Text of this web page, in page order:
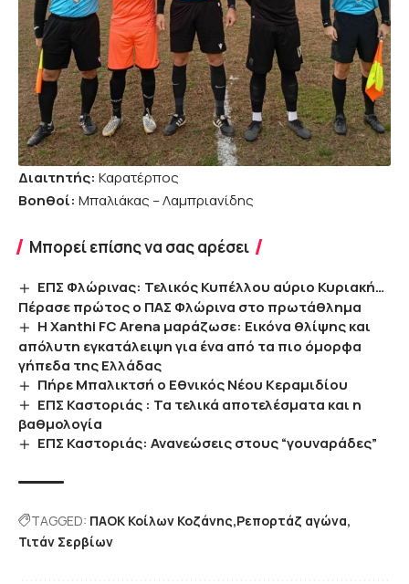
Διαιτητής: Καρατέρπος
Βοηθοί: Μπαλιάκας – Λαμπριανίδης
Μπορεί επίσης να σας αρέσει
ΕΠΣ Φλώρινας: Τελικός Κυπέλλου αύριο Κυριακή…
Πέρασε πρώτος ο ΠΑΣ Φλώρινα στο πρωτάθλημα
Η Xanthi FC Arena μαράζωσε: Εικόνα θλίψης και
απόλυτη εγκατάλειψη για ένα από τα πιο όμορφα
γήπεδα της Ελλάδας
Πήρε Μπαλικτσή ο Εθνικός Νέου Κεραμιδίου
ΕΠΣ Καστοριάς : Τα τελικά αποτελέσματα και η
βαθμολογία
ΕΠΣ Καστοριάς: Ανανεώσεις στους “γουναράδες”
TAGGED: ΠΑΟΚ Κοίλων Κοζάνης Ρεπορτάζ αγώνα
Τιτάν Σερβίων